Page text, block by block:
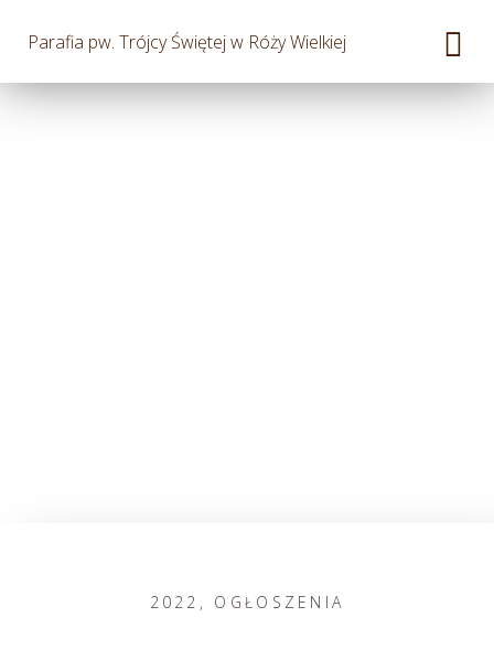
Parafia pw. Trójcy Świętej w Róży Wielkiej
2022 , OGŁOSZENIA